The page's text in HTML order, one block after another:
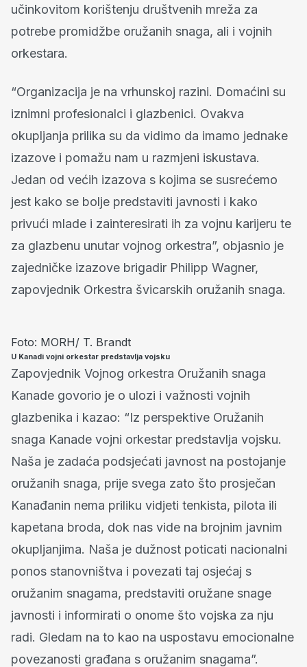
učinkovitom korištenju društvenih mreža za
potrebe promidžbe oružanih snaga, ali i vojnih
orkestara.
“Organizacija je na vrhunskoj razini. Domaćini su
iznimni profesionalci i glazbenici. Ovakva
okupljanja prilika su da vidimo da imamo jednake
izazove i pomažu nam u razmjeni iskustava.
Jedan od većih izazova s kojima se susrećemo
jest kako se bolje predstaviti javnosti i kako
privući mlade i zainteresirati ih za vojnu karijeru te
za glazbenu unutar vojnog orkestra”, objasnio je
zajedničke izazove brigadir Philipp Wagner,
zapovjednik Orkestra švicarskih oružanih snaga.
Foto: MORH/ T. Brandt
U Kanadi vojni orkestar predstavlja vojsku
Zapovjednik Vojnog orkestra Oružanih snaga
Kanade govorio je o ulozi i važnosti vojnih
glazbenika i kazao: “Iz perspektive Oružanih
snaga Kanade vojni orkestar predstavlja vojsku.
Naša je zadaća podsjećati javnost na postojanje
oružanih snaga, prije svega zato što prosječan
Kanađanin nema priliku vidjeti tenkista, pilota ili
kapetana broda, dok nas vide na brojnim javnim
okupljanjima. Naša je dužnost poticati nacionalni
ponos stanovništva i povezati taj osjećaj s
oružanim snagama, predstaviti oružane snage
javnosti i informirati o onome što vojska za nju
radi. Gledam na to kao na uspostavu emocionalne
povezanosti građana s oružanim snagama”.